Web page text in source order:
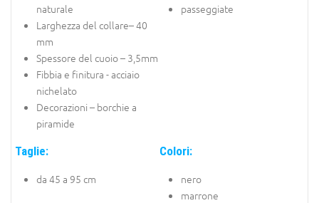
naturale
Larghezza del collare– 40
mm
Spessore del cuoio – 3,5mm
Fibbia e finitura - acciaio
nichelato
Decorazioni – borchie a
piramide
passeggiate
Taglie:
da 45 a 95 cm
Colori:
nero
marrone